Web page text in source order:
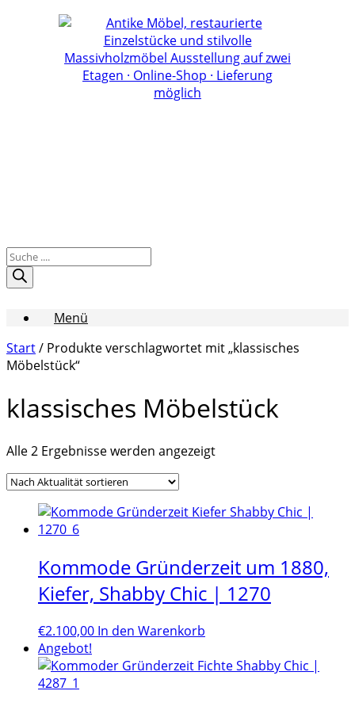
Products
search
Menü
Start/ Produkte verschlagwortet mit „klassisches
Möbelstück“
klassisches Möbelstück
Alle 2 Ergebnisse werden angezeigtNach
Kommode Gründerzeit um 1880,
Kiefer, Shabby Chic | 1270
€2.100,00 In den Warenkorb
Angebot!